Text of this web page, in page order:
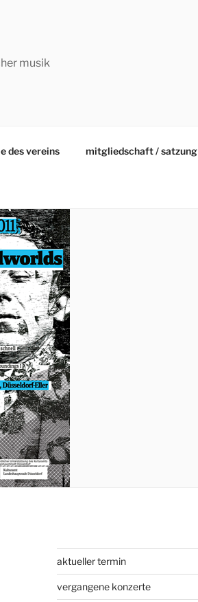
musik
des vereins mitgliedschaft / satzung
aktueller termin
vergangene konzerte